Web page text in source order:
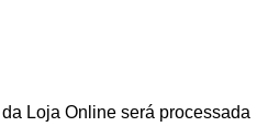
Loja Online será processada